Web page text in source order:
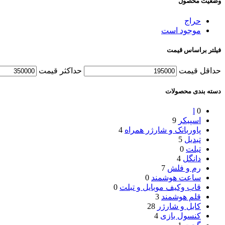
حراج
موجود است
فیلتر براساس قیمت
حداقل قیمت حداکثر قیمت
دسته بندی محصولات
l 0
اسپیکر 9
پاوربانک و شارژر همراه 4
تبدیل 5
تبلت 0
دانگل 4
رم و فلش 7
ساعت هوشمند 0
قاب وکیف موبایل و تبلت 0
قلم هوشمند 3
کابل و شارژر 28
کنسول بازی 4